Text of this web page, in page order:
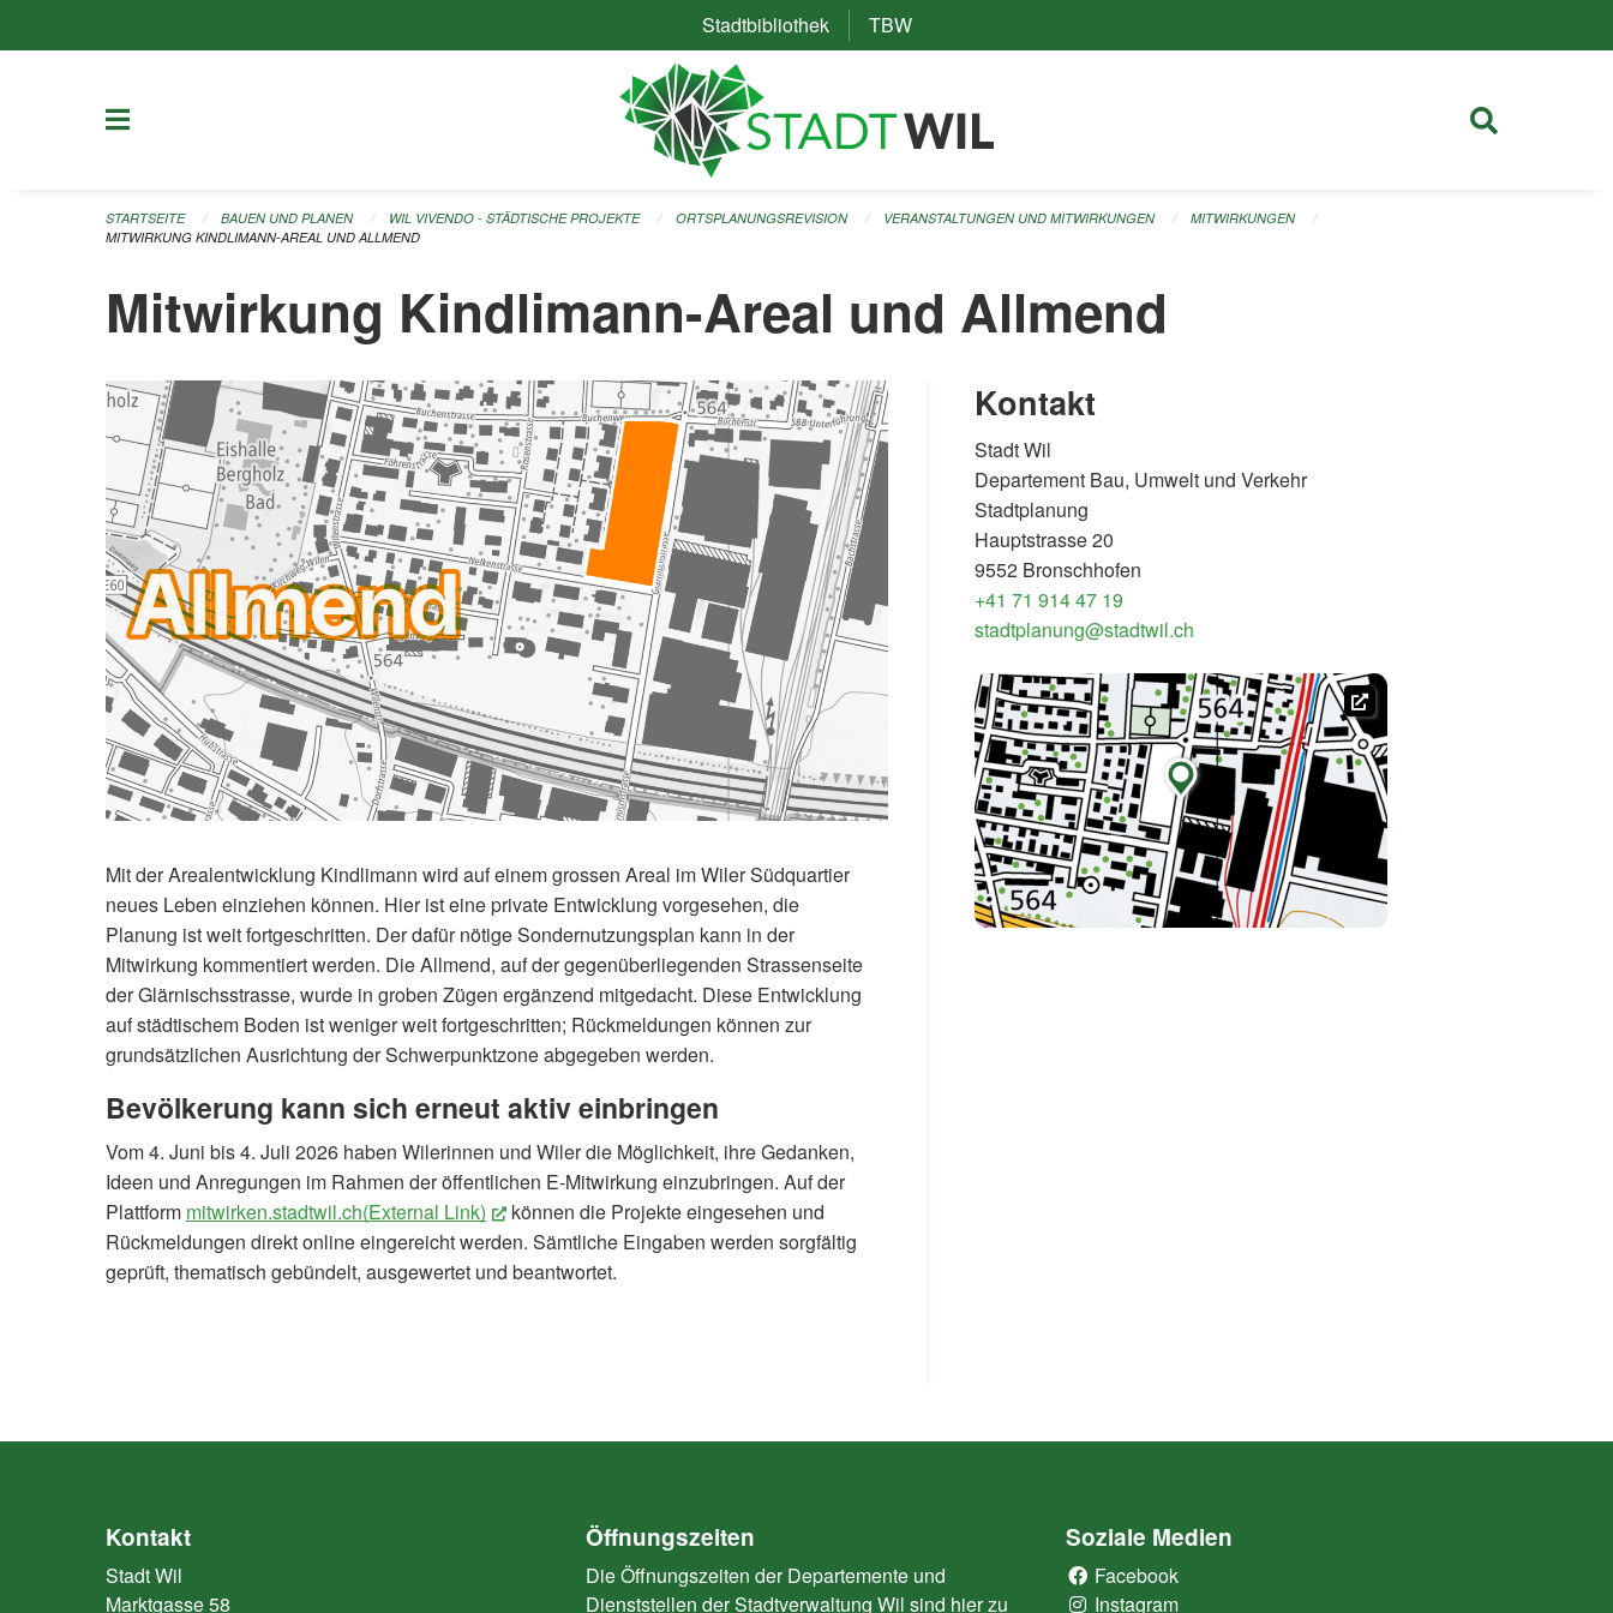
Stadtbibliothek(External Link)
TBW(External Link)
STARTSEITE BAUEN UND PLANEN WIL VIVENDO - STÄDTISCHE PROJEKTE ORTSPLANUNGSREVISION VERANSTALTUNGEN UND MITWIRKUNGEN
MITWIRKUNGEN
MITWIRKUNG KINDLIMANN-AREAL UND ALLMEND
Mitwirkung Kindlimann-Areal und Allmend
Mit der Arealentwicklung Kindlimann wird auf einem grossen Areal im Wiler Südquartier
neues Leben einziehen können. Hier ist eine private Entwicklung vorgesehen, die
Planung ist weit fortgeschritten. Der dafür nötige Sondernutzungsplan kann in der
Mitwirkung kommentiert werden. Die Allmend, auf der gegenüberliegenden Strassenseite
der Glärnischsstrasse, wurde in groben Zügen ergänzend mitgedacht. Diese Entwicklung
auf städtischem Boden ist weniger weit fortgeschritten; Rückmeldungen können zur
grundsätzlichen Ausrichtung der Schwerpunktzone abgegeben werden.
Bevölkerung kann sich erneut aktiv einbringen
Vom 4. Juni bis 4. Juli 2026 haben Wilerinnen und Wiler die Möglichkeit, ihre Gedanken,
Ideen und Anregungen im Rahmen der öffentlichen E-Mitwirkung einzubringen. Auf der
Plattform mitwirken.stadtwil.ch(External Link) (External Link)
können die Projekte eingesehen und
Rückmeldungen direkt online eingereicht werden. Sämtliche Eingaben werden sorgfältig
geprüft, thematisch gebündelt, ausgewertet und beantwortet.
Kontakt
Stadt Wil
Departement Bau, Umwelt und Verkehr
Stadtplanung
Hauptstrasse 20
9552 Bronschhofen
+41 71 914 47 19
stadtplanung@stadtwil.ch

Kontakt
Stadt Wil
Marktgasse 58
Öffnungszeiten
Die Öffnungszeiten der Departemente und
Dienststellen der Stadtverwaltung Wil sind hier zu
Soziale Medien
Facebook
Instagram